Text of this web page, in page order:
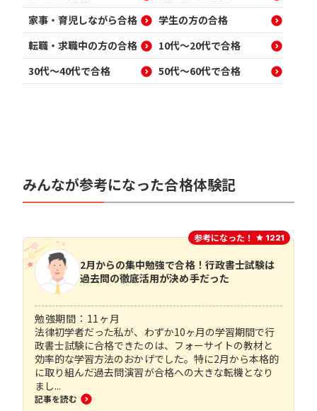
家事・育児しながら合格 学生の方の合格
転職・求職中の方の合格 10代～20代で合格
30代～40代で合格 50代～60代で合格
みんなが参考になった合格体験記
参考になった！ 1221
2月からの集中勉強で合格！行政書士試験は
過去問の徹底活用が決め手だった
勉強期間： 11 ヶ月
法律初学者だった私が、わずか10ヶ月の学習期間で行
政書士試験に合格できたのは、フォーサイトの教材と
効率的な学習方法のおかげでした。特に2月から本格的
に取り組んだ過去問演習が合格への大きな転機となり
まし...
記事を読む